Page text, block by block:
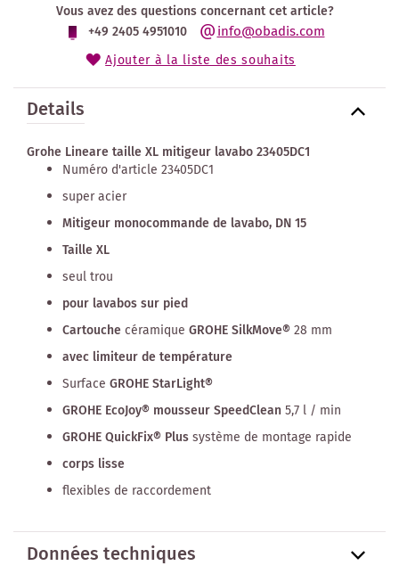
Vous avez des questions concernant cet article?
+49 2405 4951010
info@obadis.com
Ajouter à la liste des souhaits
Details
Grohe Lineare taille XL mitigeur lavabo 23405DC1
Numéro d'article 23405DC1
super acier
Mitigeur monocommande de lavabo, DN 15
Taille XL
seul trou
pour lavabos sur pied
Cartouchecéramique GROHE SilkMove®28 mm
avec limiteur de température
Surface GROHE StarLight®
GROHE EcoJoy® mousseur SpeedClean5,7 l / min
GROHE QuickFix® Plussystème de montage rapide
corps lisse
flexibles de raccordement
Données techniques